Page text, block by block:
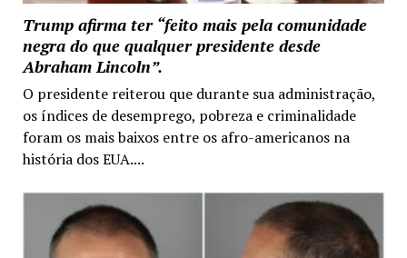
Trump afirma ter “feito mais pela comunidade
negra do que qualquer presidente desde
Abraham Lincoln”.
O presidente reiterou que durante sua administração,
os índices de desemprego, pobreza e criminalidade
foram os mais baixos entre os afro-americanos na
história dos EUA....